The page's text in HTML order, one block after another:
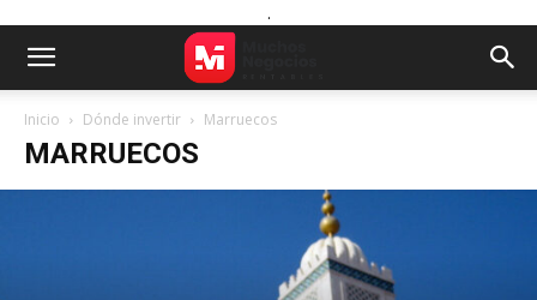
.
Inicio Dónde invertir Marruecos
MARRUECOS